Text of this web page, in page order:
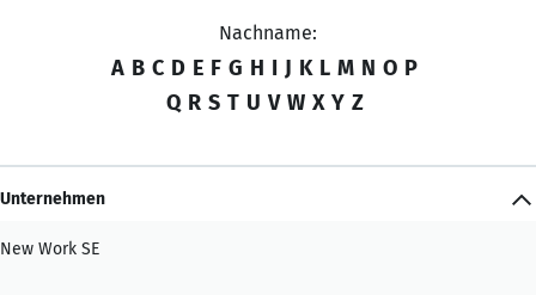
Nachname:
A B C D E F G H I J K L M N O P
Q R S T U V W X Y Z
Unternehmen
New Work SE